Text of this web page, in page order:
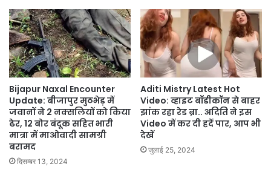
Bijapur Naxal Encounter
Update: बीजापुर मुठभेड़ में
जवानों ने 2 नक्सलियों को किया
ढेर, 12 बोर बंदूक सहित भारी
मात्रा में माओवादी सामग्री
बरामद
दिसम्बर 13, 2024
Aditi Mistry Latest Hot
Video: व्हाइट बॉडीकॉन से बाहर
झांक रहा रेड ब्रा.. अदिति ने इस
Video में कर दी हदें पार, आप भी
देखें
जुलाई 25, 2024